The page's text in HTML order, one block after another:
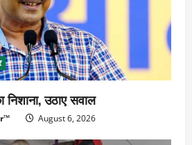
उठाए सवाल
August 6, 2026